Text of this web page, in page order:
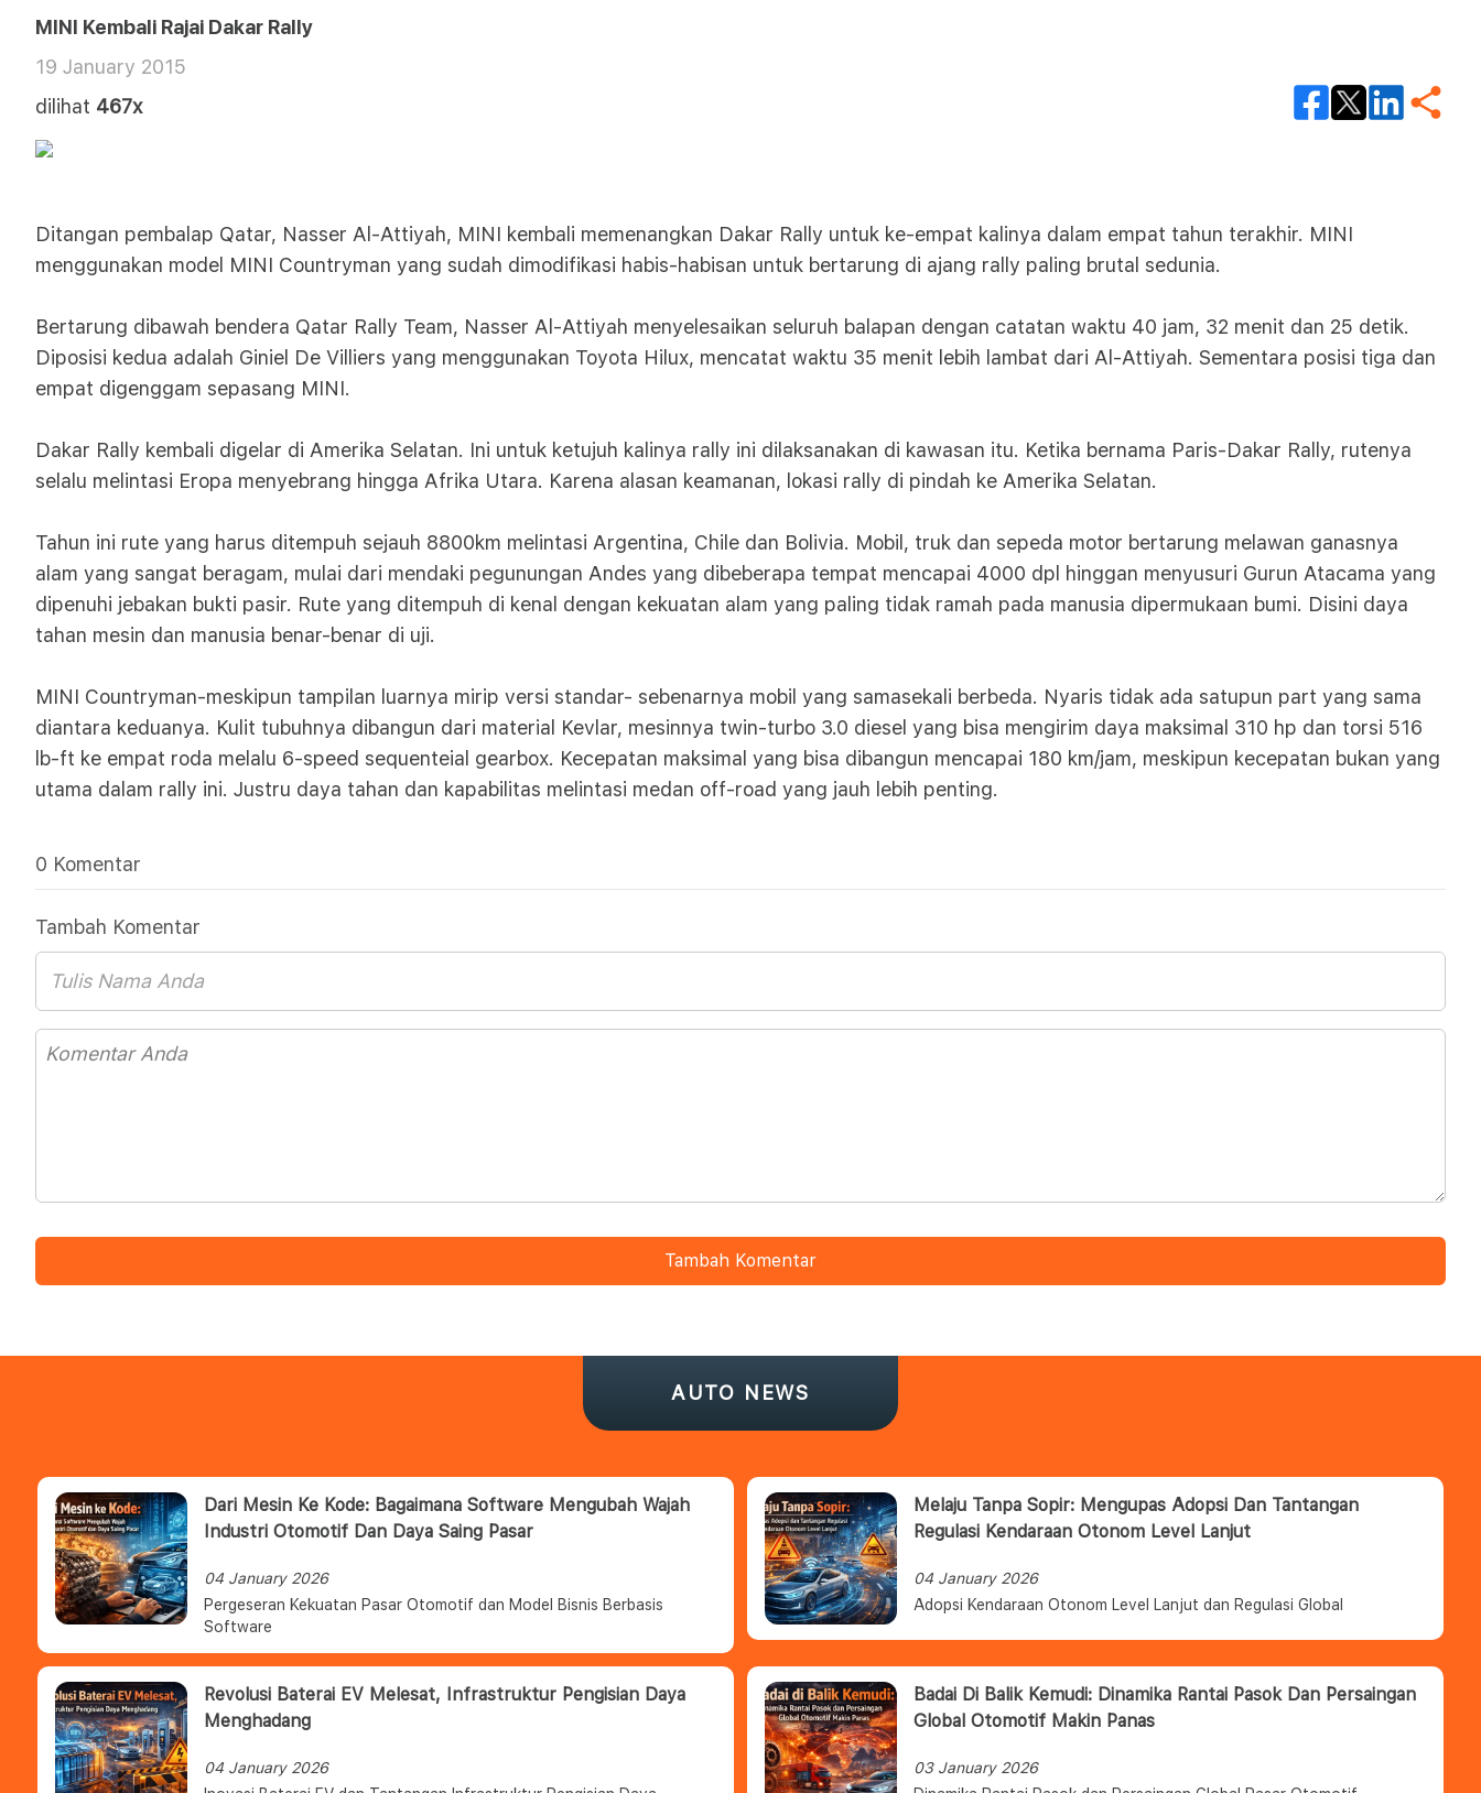
MINI Kembali Rajai Dakar Rally
19 January 2015
dilihat 467x
Ditangan pembalap Qatar, Nasser Al-Attiyah, MINI kembali memenangkan Dakar Rally untuk ke-empat kalinya dalam empat tahun terakhir. MINI
menggunakan model MINI Countryman yang sudah dimodifikasi habis-habisan untuk bertarung di ajang rally paling brutal sedunia.
Bertarung dibawah bendera Qatar Rally Team, Nasser Al-Attiyah menyelesaikan seluruh balapan dengan catatan waktu 40 jam, 32 menit dan 25 detik.
Diposisi kedua adalah Giniel De Villiers yang menggunakan Toyota Hilux, mencatat waktu 35 menit lebih lambat dari Al-Attiyah. Sementara posisi tiga dan
empat digenggam sepasang MINI.
Dakar Rally kembali digelar di Amerika Selatan. Ini untuk ketujuh kalinya rally ini dilaksanakan di kawasan itu. Ketika bernama Paris-Dakar Rally, rutenya
selalu melintasi Eropa menyebrang hingga Afrika Utara. Karena alasan keamanan, lokasi rally di pindah ke Amerika Selatan.
Tahun ini rute yang harus ditempuh sejauh 8800km melintasi Argentina, Chile dan Bolivia. Mobil, truk dan sepeda motor bertarung melawan ganasnya
alam yang sangat beragam, mulai dari mendaki pegunungan Andes yang dibeberapa tempat mencapai 4000 dpl hinggan menyusuri Gurun Atacama yang
dipenuhi jebakan bukti pasir. Rute yang ditempuh di kenal dengan kekuatan alam yang paling tidak ramah pada manusia dipermukaan bumi. Disini daya
tahan mesin dan manusia benar-benar di uji.
MINI Countryman-meskipun tampilan luarnya mirip versi standar- sebenarnya mobil yang samasekali berbeda. Nyaris tidak ada satupun part yang sama
diantara keduanya. Kulit tubuhnya dibangun dari material Kevlar, mesinnya twin-turbo 3.0 diesel yang bisa mengirim daya maksimal 310 hp dan torsi 516
lb-ft ke empat roda melalu 6-speed sequenteial gearbox. Kecepatan maksimal yang bisa dibangun mencapai 180 km/jam, meskipun kecepatan bukan yang
utama dalam rally ini. Justru daya tahan dan kapabilitas melintasi medan off-road yang jauh lebih penting.
0 Komentar
Tambah Komentar
Tambah Komentar
AUTO NEWS
Dari Mesin Ke Kode: Bagaimana Software Mengubah Wajah
Industri Otomotif Dan Daya Saing Pasar
04 January 2026
Pergeseran Kekuatan Pasar Otomotif dan Model Bisnis Berbasis
Software
Melaju Tanpa Sopir: Mengupas Adopsi Dan Tantangan
Regulasi Kendaraan Otonom Level Lanjut
04 January 2026
Adopsi Kendaraan Otonom Level Lanjut dan Regulasi Global
Revolusi Baterai EV Melesat, Infrastruktur Pengisian Daya
Menghadang
04 January 2026
Badai Di Balik Kemudi: Dinamika Rantai Pasok Dan Persaingan
Global Otomotif Makin Panas
03 January 2026